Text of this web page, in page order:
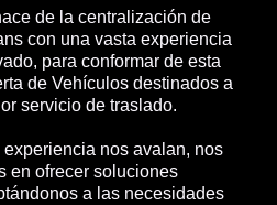
de la centralización de
con una vasta experiencia
para conformar de esta
de Vehículos destinados a
servicio de traslado.
nos avalan, nos
en ofrecer soluciones
a las necesidades